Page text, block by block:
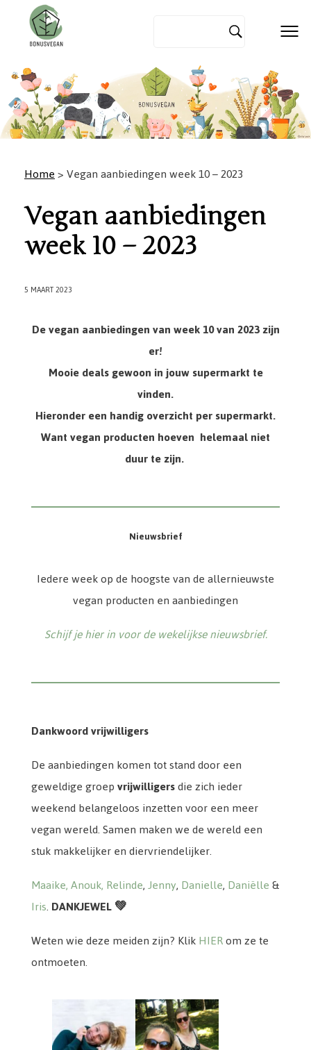
Home> Vegan aanbiedingen week 10 – 2023
Vegan aanbiedingen
week 10 – 2023
5 MAART 2023
De vegan aanbiedingen van week 10 van 2023 zijn
er!
Mooie deals gewoon in jouw supermarkt te
vinden.
Hieronder een handig overzicht per supermarkt.
Want vegan producten hoeven helemaal niet
duur te zijn.
Nieuwsbrief
Iedere week op de hoogste van de allernieuwste
vegan producten en aanbiedingen
Schijf je hier in voor de wekelijkse nieuwsbrief.
Dankwoord vrijwilligers
De aanbiedingen komen tot stand door een
geweldige groepvrijwilligersdie zich ieder
weekend belangeloos inzetten voor een meer
vegan wereld. Samen maken we de wereld een
stuk makkelijker en diervriendelijker.
Maaike,Anouk,Relinde,Jenny,Danielle,Daniëlle&
Iris.DANKJEWEL 💚
Weten wie deze meiden zijn? KlikHIERom ze te
ontmoeten.